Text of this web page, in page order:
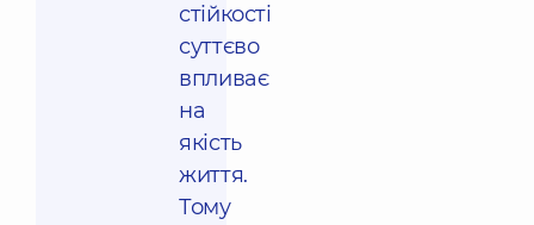
стійкості
суттєво
впливає
на
якість
життя.
Тому